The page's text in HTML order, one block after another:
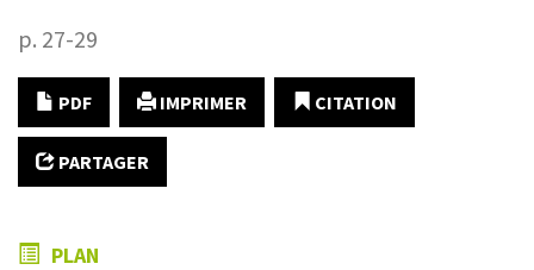
p. 27-29
PDF IMPRIMER CITATION
PARTAGER
PLAN